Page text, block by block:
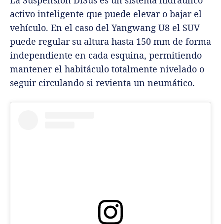
activo inteligente que puede elevar o bajar el
vehículo. En el caso del Yangwang U8 el SUV
puede regular su altura hasta 150 mm de forma
independiente en cada esquina, permitiendo
mantener el habitáculo totalmente nivelado o
seguir circulando si revienta un neumático.